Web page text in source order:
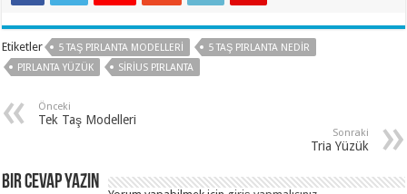
Etiketler 5 TAŞ PIRLANTA MODELLERI
5 TAŞ PIRLANTA NEDIR
PIRLANTA YÜZÜK
SIRIUS PIRLANTA
Önceki
Tek Taş Modelleri
Sonraki
Tria Yüzük
Bir cevap yazın